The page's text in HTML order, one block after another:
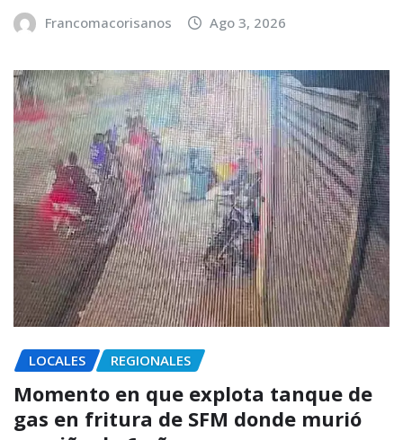
Francomacorisanos Ago 3, 2026
LOCALES REGIONALES
Momento en que explota tanque de
gas en fritura de SFM donde murió